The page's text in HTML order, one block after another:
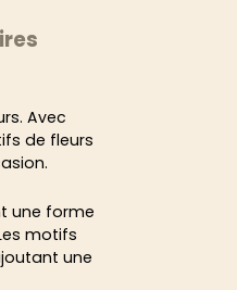
Avec
de fleurs
une forme
motifs
une